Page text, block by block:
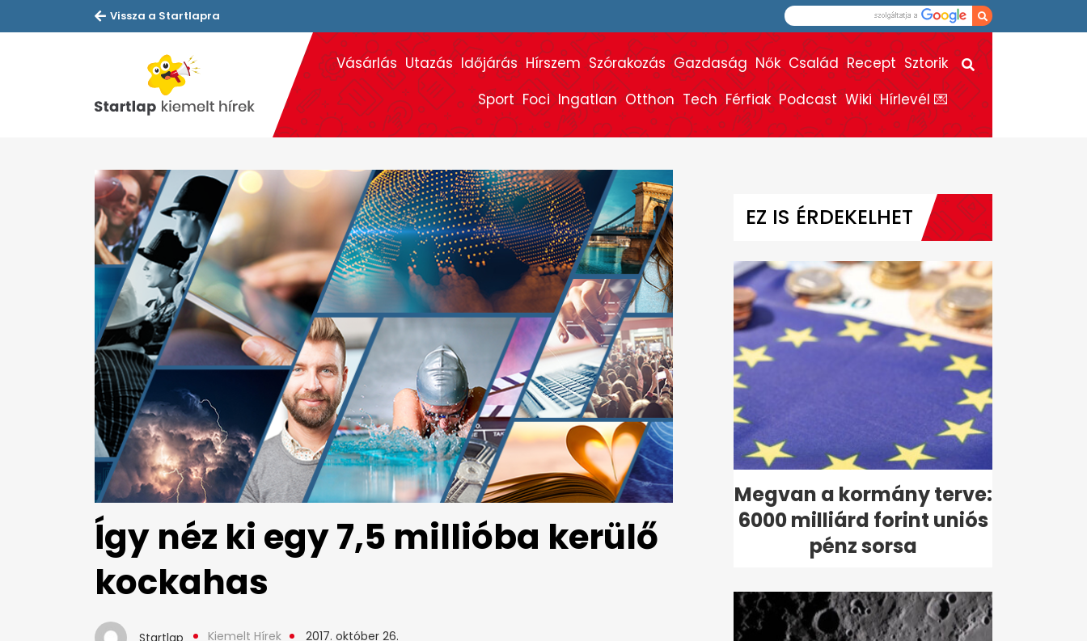
Vissza a Startlapra
Vásárlás Utazás Időjárás Hírszem Szórakozás Gazdaság Nők Család Recept Sztorik
Sport Foci Ingatlan Otthon Tech Férfiak Podcast Wiki Hírlevél 💌
Így néz ki egy 7,5 millióba kerülő
kockahas
Kiemelt Hírek 2017. október 26.
EZ IS ÉRDEKELHET
Megvan a kormány terve:
6000 milliárd forint uniós
pénz sorsa